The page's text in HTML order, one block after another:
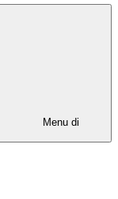
Menu di